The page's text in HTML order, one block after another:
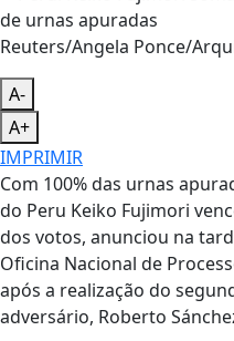
Reuters/Angela Ponce/
A-
A+
IMPRIMIR
Com 100% das urnas
do Peru Keiko Fujimori
dos votos, anunciou na
Oficina Nacional de
após a realização do
adversário, Roberto